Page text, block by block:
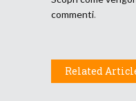
commenti.
Related